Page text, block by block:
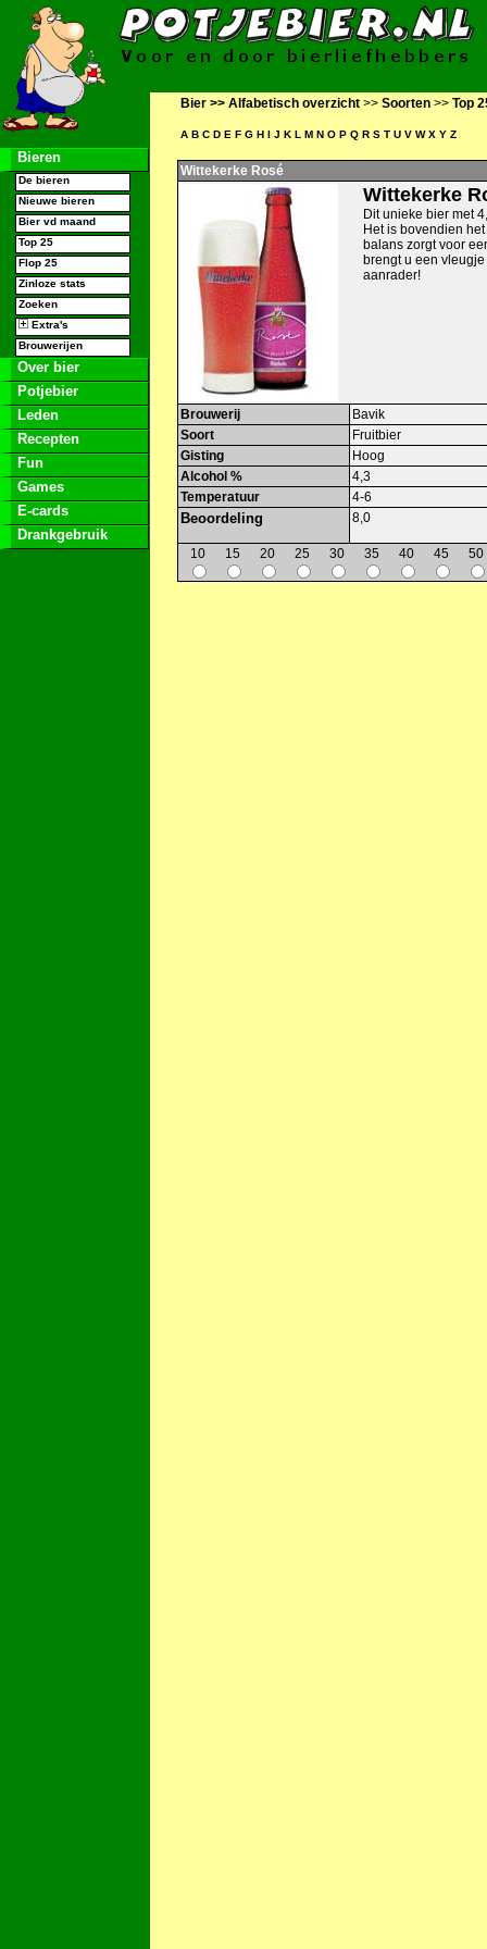
Bieren
De bieren
Nieuwe bieren
Bier vd maand
Top 25
Flop 25
Zinloze stats
Zoeken
Extra's
Brouwerijen
Over bier
Potjebier
Leden
Recepten
Fun
Games
E-cards
Drankgebruik
Bier >> Alfabetisch overzicht >> Soorten >> Top
A B C D E F G H I J K L M N O P Q R S T U V W X Y Z
Wittekerke Rosé
Wittekerke
Dit unieke bier met
Het is bovendien
balans zorgt voor
brengt u een
aanrader!
Brouwerij
Bavik
Soort
Fruitbier
Gisting
Hoog
Alcohol %
4,3
Temperatuur
4-6
Beoordeling 8,0
10 15 20 25 30 35 40 45 50